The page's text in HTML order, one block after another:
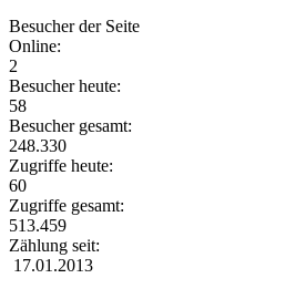
Besucher der Seite
Online:
2
Besucher heute:
58
Besucher gesamt:
248.330
Zugriffe heute:
60
Zugriffe gesamt:
513.459
Zählung seit:
17.01.2013